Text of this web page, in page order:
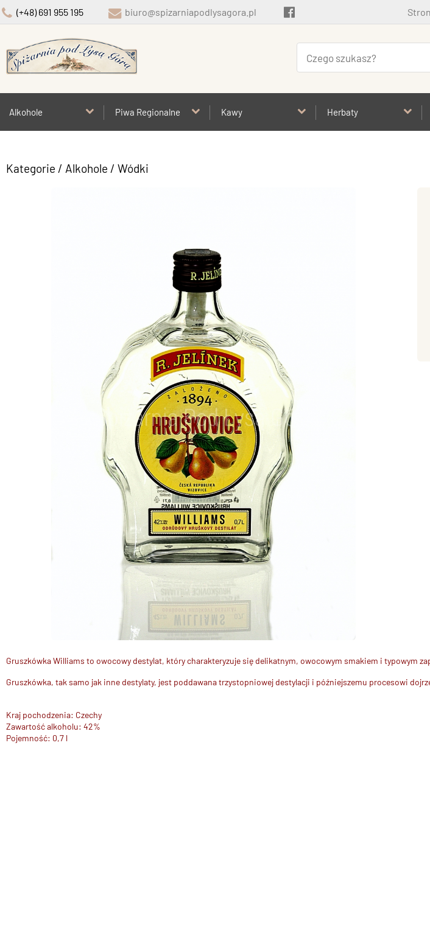
(+48) 691 955 195 biuro@spizarniapodlysagora.pl
Alkohole Piwa Regionalne Kawy Herbaty
Kategorie / Alkohole / Wódki
Gruszkówka Williams to owocowy destylat, który charakteryzuje się delikatnym, owocowym smakiem i typowym
Gruszkówka, tak samo jak inne destylaty, jest poddawana trzystopniowej destylacji i późniejszemu procesowi
Kraj pochodzenia: Czechy
Zawartość alkoholu: 42%
Pojemność: 0,7 l